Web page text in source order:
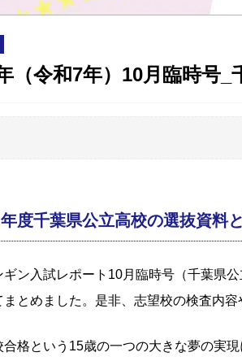
（令和7年）10月臨時号_
度千葉県公立高校の選抜資料
ン入試レポート10月臨時号（千葉県公
まとめました。是非、志望校の検査内
格という15歳の一つの大きな夢の実